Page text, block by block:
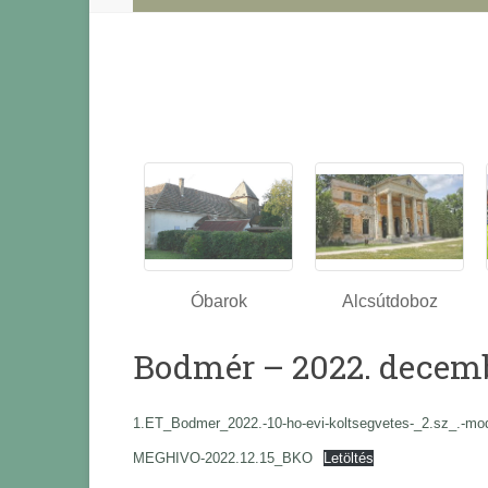
Óbarok Alcsútdoboz
Bodmér – 2022.
1.ET_Bodmer_2022.-10-ho-evi-koltsegvetes-_2.sz_.-
MEGHIVO-2022.12.15_BKO Letöltés